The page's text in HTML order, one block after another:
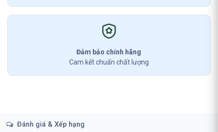
Đảm bảo chính hãng
Cam kết chuẩn chất lượng
Đánh giá & Xếp hạng